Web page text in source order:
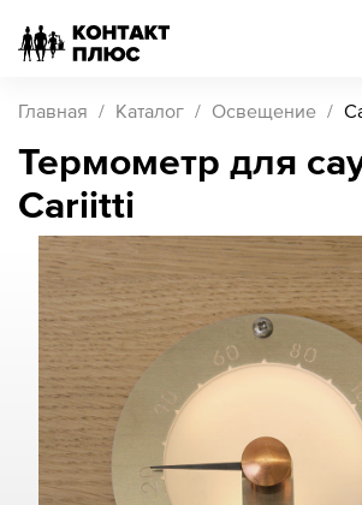
Главная Каталог Освещение
Термометр для
Cariitti
499
504-
48
Каталог
Стать
партнером
Войти
Войти
О компании
Как купить
Кейсы